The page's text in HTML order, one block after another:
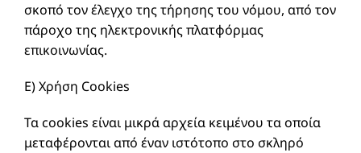
σκοπό τον έλεγχο της τήρησης του νόμου, από τον
πάροχο της ηλεκτρονικής πλατφόρμας
επικοινωνίας.
E) Χρήση Cookies
Τα cookies είναι μικρά αρχεία κειμένου τα οποία
μεταφέρονται από έναν ιστότοπο στο σκληρό